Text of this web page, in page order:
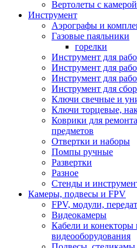
Вертолеты с камерой
Инструмент
Аэрографы и
Газовые паяльники
горелки
Инструмент для
Инструмент для
Инструмент для
Инструмент для
Ключи свечные и
Ключи торцевые,
Коврики для
предметов
Отвертки и наборы
Помпы ручные
Развертки
Разное
Стенды и
Камеры, подвесы и FPV
FPV, модули,
Видеокамеры
Кабели и конекторы
видеооборудования